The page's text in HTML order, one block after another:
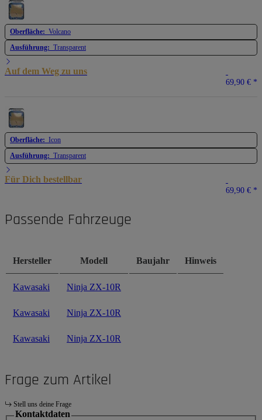
Oberfläche: Volcano
Ausführung: Transparent
Auf dem Weg zu uns
69,90 € *
Oberfläche: Icon
Ausführung: Transparent
Für Dich bestellbar
69,90 € *
Passende Fahrzeuge
Hersteller Modell Baujahr Hinweis
Kawasaki Ninja ZX-10R
Kawasaki Ninja ZX-10R
Kawasaki Ninja ZX-10R
Frage zum Artikel
Stell uns deine Frage
Kontaktdaten